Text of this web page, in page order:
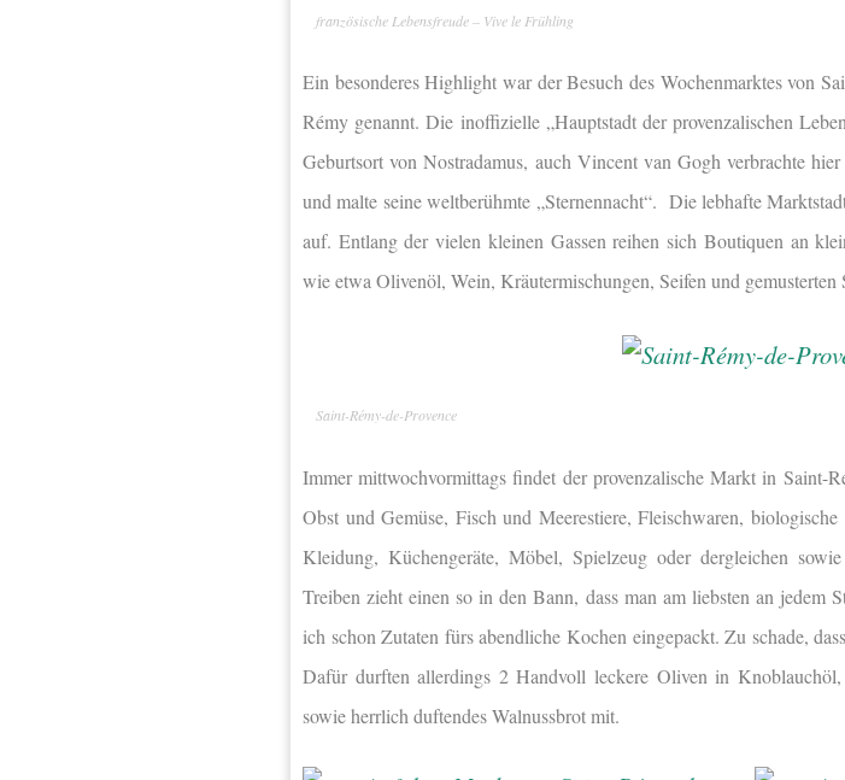
französische Lebensfreude – Vive le Frühling
Ein besonderes Highlight war der Besuch des Wochenmarktes von
Rémy genannt. Die inoffizielle „Hauptstadt der provenzalischen
Geburtsort von Nostradamus, auch Vincent van Gogh verbrachte
und malte seine weltberühmte „Sternennacht“. Die lebhafte
auf. Entlang der vielen kleinen Gassen reihen sich Boutiquen an
wie etwa Olivenöl, Wein, Kräutermischungen, Seifen und gemusterten
Saint-Rémy-de-Provence
Immer mittwochvormittags findet der provenzalische Markt in Saint-
Obst und Gemüse, Fisch und Meerestiere, Fleischwaren,
Kleidung, Küchengeräte, Möbel, Spielzeug oder dergleichen
Treiben zieht einen so in den Bann, dass man am liebsten an jedem
ich schon Zutaten fürs abendliche Kochen eingepackt. Zu schade,
Dafür durften allerdings 2 Handvoll leckere Oliven in
sowie herrlich duftendes Walnussbrot mit.